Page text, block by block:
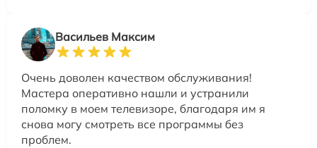
Васильев Максим
Очень доволен качеством обслуживания!
Мастера оперативно нашли и устранили
поломку в моем телевизоре, благодаря им я
снова могу смотреть все программы без
проблем.